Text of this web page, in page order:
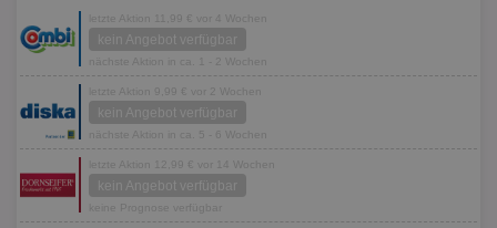
letzte Aktion 11,99 € vor 4 Wochen
kein Angebot verfügbar
nächste Aktion in ca. 1 - 2 Wochen
letzte Aktion 9,99 € vor 2 Wochen
kein Angebot verfügbar
nächste Aktion in ca. 5 - 6 Wochen
letzte Aktion 12,99 € vor 14 Wochen
kein Angebot verfügbar
keine Prognose verfügbar